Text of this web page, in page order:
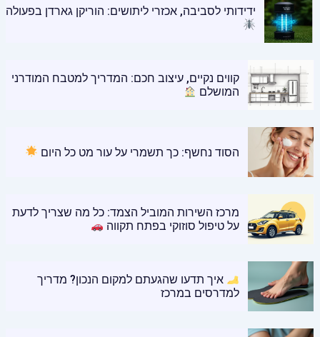
ידידותי לסביבה, אכזרי ליתושים: הוריקן גארדן בפעולה
קווים נקיים, עיצוב חכם: המדריך למטבח המודרני
המושלם
הסוד נחשף: כך תשמרי על עור מט כל היום
מרכז השירות המוביל הצמד: כל מה שצריך לדעת
על טיפול סוזוקי בפתח תקווה
איך תדעו שהגעתם למקום הנכון? מדריך
למדרסים במרכז